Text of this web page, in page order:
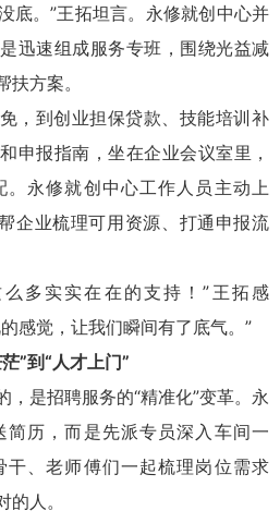
底。”王拓坦言。永修就创中心并
迅速组成服务专班，围绕光益减
方案。
，到创业担保贷款、技能培训补
申报指南，坐在企业会议室里，
永修就创中心工作人员主动上
企业梳理可用资源、打通申报流
多实实在在的支持！”王拓感
感觉，让我们瞬间有了底气。”
”到“人才上门”
，是招聘服务的“精准化”变革。永
历，而是先派专员深入车间一
、老师傅们一起梳理岗位需求
人。